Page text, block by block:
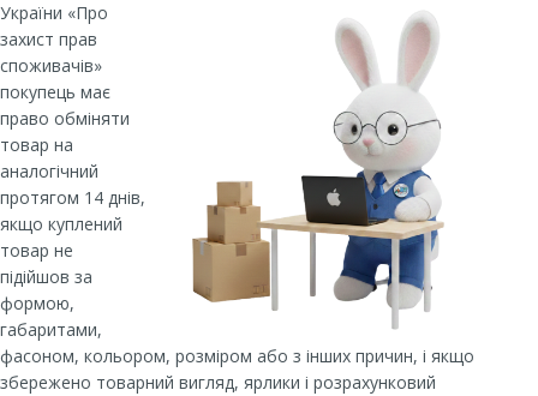
України «Про
захист прав
споживачів»
покупець має
право обміняти
товар на
аналогічний
протягом 14 днів,
якщо куплений
товар не
підійшов за
формою,
габаритами,
фасоном, кольором, розміром або з інших причин, і якщо
збережено товарний вигляд, ярлики і розрахунковий